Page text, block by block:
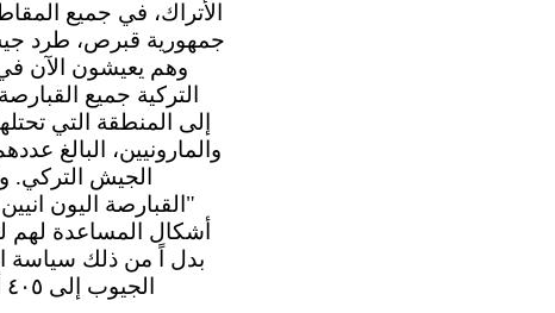
جمهورية قبرص، طرد جيش
وهم يعيشون الآن
التركية جميع
إلى المنطقة التي
"القبارصة اليون
أشكال المساعدة لهم